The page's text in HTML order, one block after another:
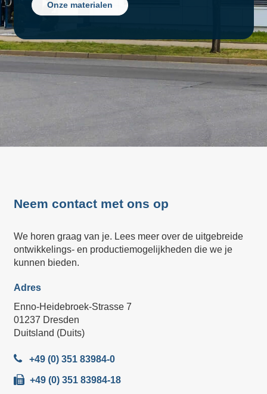
Onze materialen
Neem contact met ons op
We horen graag van je. Lees meer over de uitgebreide
ontwikkelings- en productiemogelijkheden die we je
kunnen bieden.
Adres
Enno-Heidebroek-Strasse 7
01237 Dresden
Duitsland (Duits)
+49 (0) 351 83984-0
+49 (0) 351 83984-18